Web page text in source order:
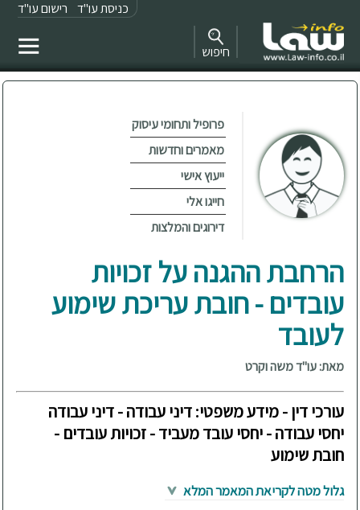
כניסת עו"ד רישום עו"ד
חיפוש
פרופיל ותחומי עיסוק
מאמרים וחדשות
ייעוץ אישי
חייגו אלי
דירוגים והמלצות
הרחבת ההגנה על זכויות
עובדים - חובת עריכת שימוע
לעובד
מאת: עו"ד משה וקרט
עורכי דין - מידע משפטי: דיני עבודה - דיני עבודה
יחסי עבודה - יחסי עובד מעביד - זכויות עובדים -
חובת שימוע
גלול מטה לקריאת המאמר המלא